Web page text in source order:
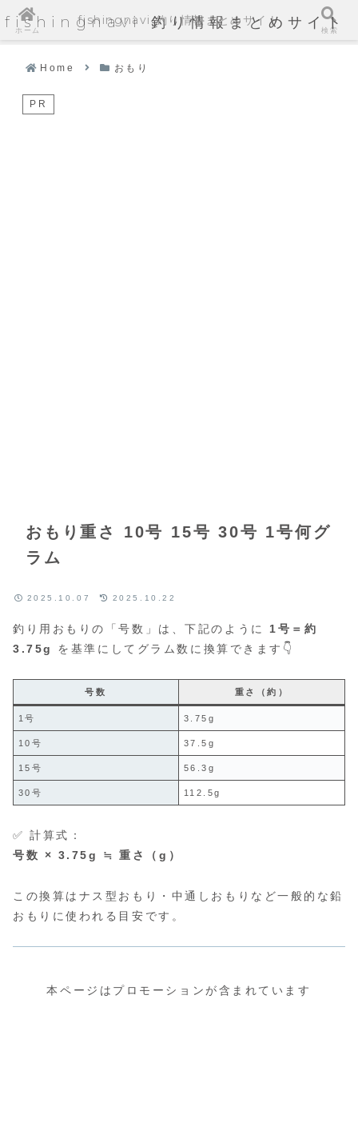
fishingnavi 釣り情報まとめサイト
Home おもり
PR
おもり重さ 10号 15号 30号 1号何グ
ラム
2025.10.07 2025.10.22
釣り用おもりの「号数」は、下記のように 1号＝約
3.75g
を基準にしてグラム数に換算できます👇
号数 重さ（約）
1号 3.75g
10号 37.5g
15号 56.3g
30号 112.5g
✅ 計算式：
号数 × 3.75g ≒ 重さ（g）
この換算はナス型おもり・中通しおもりなど一般的な鉛
おもりに使われる目安です。
本ページはプロモーションが含まれています
ホーム
fishingnavi 釣り情報まとめサイト
検索